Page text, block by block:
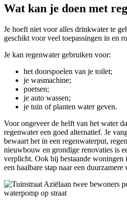
Wat kan je doen met
Je hoeft niet voor alles drinkwater te
geschikt voor veel toepassingen in en
Je kan regenwater gebruiken voor:
het doorspoelen van je toilet;
je wasmachine;
poetsen;
je auto wassen;
je tuin of planten water geven.
Voor ongeveer de helft van het water
regenwater een goed alternatief. Je
bewaart het in een regenwaterput,
nieuwbouw en grondige renovaties is
verplicht. Ook bij bestaande woningen
een haalbare stap naar een duurzamere